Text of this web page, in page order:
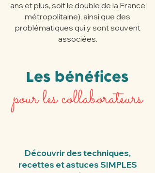
ans et plus, soit le double de la France
métropolitaine), ainsi que des
problématiques qui y sont souvent
associées.
Les bénéfices
pour les collaborateurs
Découvrir des techniques,
recettes et astuces SIMPLES